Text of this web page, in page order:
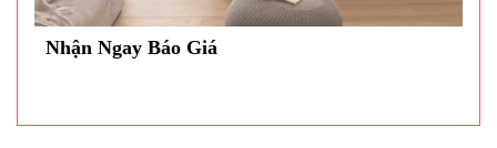
Nhận Ngay Báo Giá